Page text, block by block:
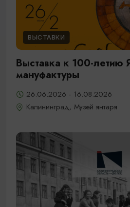
ВЫСТАВКИ
Выставка к 100-летию
мануфактуры
26.06.2026 - 16.08.2026
Калининград, Музей янтаря